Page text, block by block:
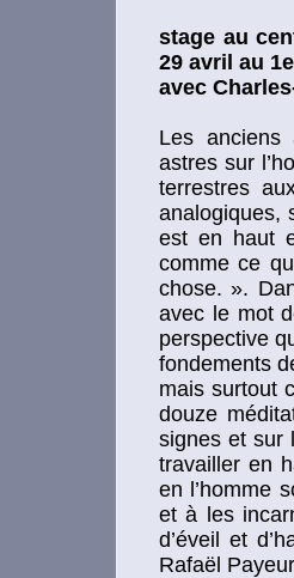
stage au
29 avril au
avec
Les anciens
astres sur
terrestres
analogiques,
est en haut
comme ce
chose. ».
avec le mot
perspective
fondements
mais surtout
douze
signes et sur
travailler en
en l’homme
et à les
d’éveil et
Rafaël